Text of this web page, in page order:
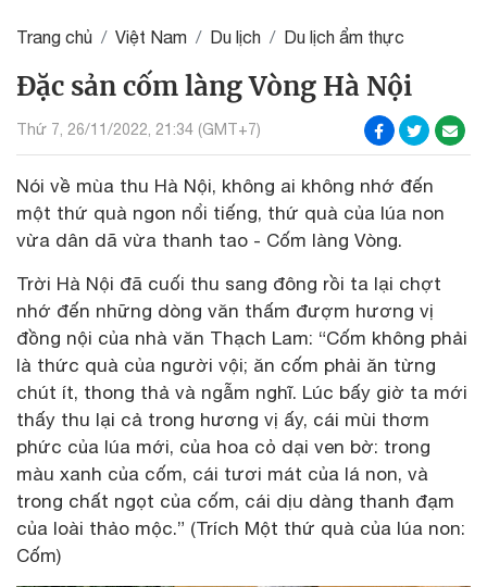
Trang chủ Việt Nam Du lịch Du lịch ẩm thực
Đặc sản cốm làng Vòng Hà Nội
Thứ 7, 26/11/2022, 21:34 (GMT+7)
Nói về mùa thu Hà Nội, không ai không nhớ đến
một thứ quà ngon nổi tiếng, thứ quà của lúa non
vừa dân dã vừa thanh tao - Cốm làng Vòng.
Trời Hà Nội đã cuối thu sang đông rồi ta lại chợt
nhớ đến những dòng văn thấm đượm hương vị
đồng nội của nhà văn Thạch Lam: “Cốm không phải
là thức quà của người vội; ăn cốm phải ăn từng
chút ít, thong thả và ngẫm nghĩ. Lúc bấy giờ ta mới
thấy thu lại cả trong hương vị ấy, cái mùi thơm
phức của lúa mới, của hoa cỏ dại ven bờ: trong
màu xanh của cốm, cái tươi mát của lá non, và
trong chất ngọt của cốm, cái dịu dàng thanh đạm
của loài thảo mộc.” (Trích Một thứ quà của lúa non:
Cốm)